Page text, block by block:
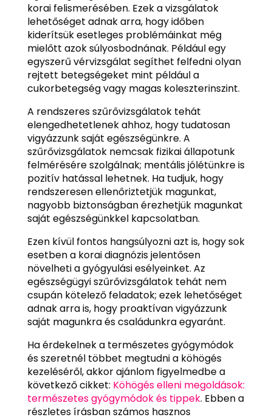
korai felismerésében. Ezek a vizsgálatok
lehetőséget adnak arra, hogy időben
kiderítsük esetleges problémáinkat még
mielőtt azok súlyosbodnának. Például egy
egyszerű vérvizsgálat segíthet felfedni olyan
rejtett betegségeket mint például a
cukorbetegség vagy magas koleszterinszint.
A rendszeres szűrővizsgálatok tehát
elengedhetetlenek ahhoz, hogy tudatosan
vigyázzunk saját egészségünkre. A
szűrővizsgálatok nemcsak fizikai állapotunk
felmérésére szolgálnak; mentális jólétünkre is
pozitív hatással lehetnek. Ha tudjuk, hogy
rendszeresen ellenőriztetjük magunkat,
nagyobb biztonságban érezhetjük magunkat
saját egészségünkkel kapcsolatban.
Ezen kívül fontos hangsúlyozni azt is, hogy sok
esetben a korai diagnózis jelentősen
növelheti a gyógyulási esélyeinket. Az
egészségügyi szűrővizsgálatok tehát nem
csupán kötelező feladatok; ezek lehetőséget
adnak arra is, hogy proaktívan vigyázzunk
saját magunkra és családunkra egyaránt.
Ha érdekelnek a természetes gyógymódok
és szeretnél többet megtudni a köhögés
kezeléséről, akkor ajánlom figyelmedbe a
következő cikket: Köhögés elleni megoldások:
természetes gyógymódok és tippek. Ebben a
részletes írásban számos hasznos